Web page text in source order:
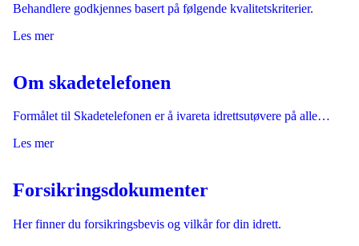
Behandlere godkjennes basert på følgende kvalitetskriterier.
Les mer
Om skadetelefonen
Formålet til Skadetelefonen er å ivareta idrettsutøvere på alle…
Les mer
Forsikringsdokumenter
Her finner du forsikringsbevis og vilkår for din idrett.